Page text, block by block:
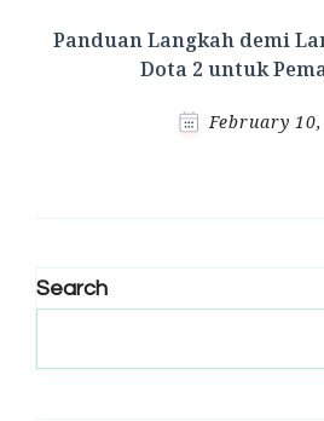
Panduan Langkah demi
Dota 2 untuk
February
Search